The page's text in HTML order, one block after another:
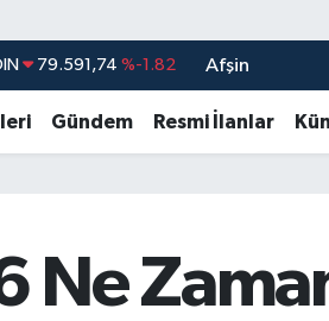
45,43620 %0.02
53,38690 %0.19
61,60380 %0.18
Afşin
Gündem Resmi İlanlar
Ne